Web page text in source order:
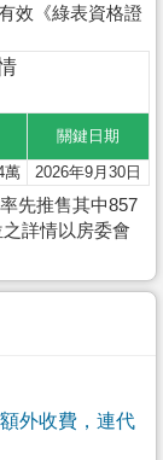
效《綠表資格證
關鍵日期
萬 2026年9月30日
先推售其中857
詳情以房委會
外收費，連代